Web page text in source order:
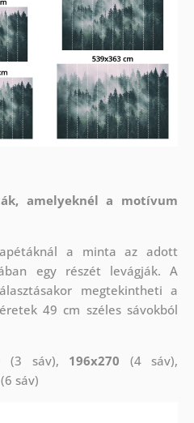
amelyeknél a motívum
a minta az adott
egy részét levágják. A
megtekintheti a
49 cm széles sávokból
(3 sáv), 196x270 (4 sáv),
(6 sáv)